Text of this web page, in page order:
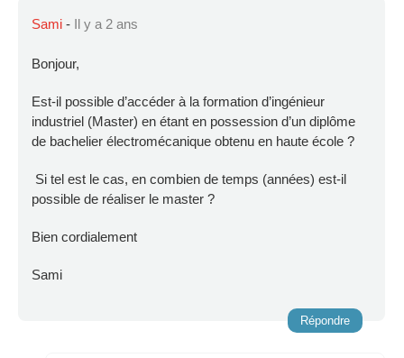
Sami - Il y a 2 ans
Bonjour,
Est-il possible d’accéder à la formation d’ingénieur
industriel (Master) en étant en possession d’un diplôme
de bachelier électromécanique obtenu en haute école ?
Si tel est le cas, en combien de temps (années) est-il
possible de réaliser le master ?
Bien cordialement
Sami
Répondre